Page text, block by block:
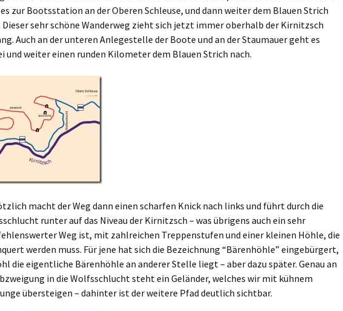
zur Bootsstation an der Oberen Schleuse, und dann weiter dem Blauen Strich
Dieser sehr schöne Wanderweg zieht sich jetzt immer oberhalb der Kirnitzsch
Auch an der unteren Anlegestelle der Boote und an der Staumauer geht es
und weiter einen runden Kilometer dem Blauen Strich nach.
macht der Weg dann einen scharfen Knick nach links und führt durch die
runter auf das Niveau der Kirnitzsch – was übrigens auch ein sehr
Weg ist, mit zahlreichen Treppenstufen und einer kleinen Höhle, die
werden muss. Für jene hat sich die Bezeichnung “Bärenhöhle” eingebürgert,
die eigentliche Bärenhöhle an anderer Stelle liegt – aber dazu später. Genau an
in die Wolfsschlucht steht ein Geländer, welches wir mit kühnem
übersteigen – dahinter ist der weitere Pfad deutlich sichtbar.